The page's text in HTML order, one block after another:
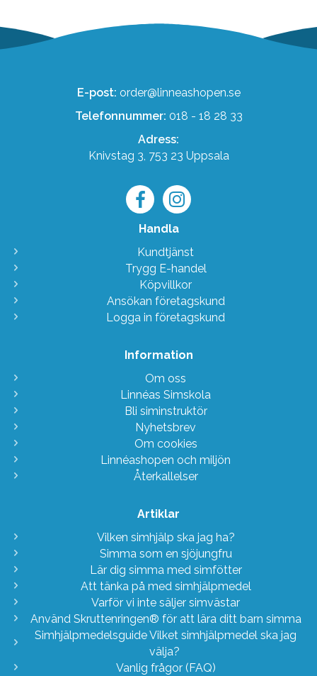
E-post: order@linneashopen.se
Telefonnummer: 018 - 18 28 33
Adress:
Knivstag 3, 753 23 Uppsala
Handla
Kundtjänst
Trygg E-handel
Köpvillkor
Ansökan företagskund
Logga in företagskund
Information
Om oss
Linnéas Simskola
Bli siminstruktör
Nyhetsbrev
Om cookies
Linnéashopen och miljön
Återkallelser
Artiklar
Vilken simhjälp ska jag ha?
Simma som en sjöjungfru
Lär dig simma med simfötter
Att tänka på med simhjälpmedel
Varför vi inte säljer simvästar
Använd Skruttenringen® för att lära ditt barn simma
Simhjälpmedelsguide Vilket simhjälpmedel ska jag
välja?
Vanlig frågor (FAQ)